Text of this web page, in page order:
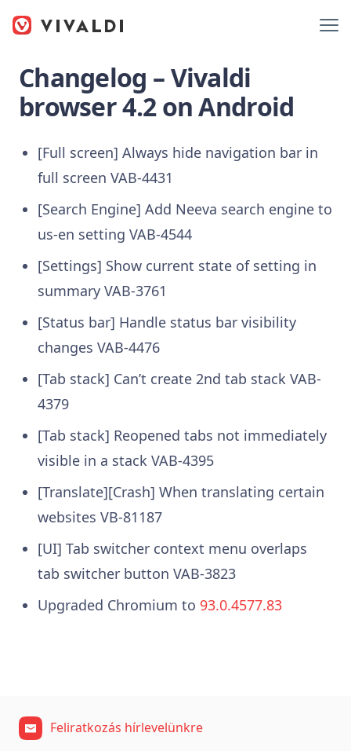
Changelog – Vivaldi
browser 4.2 on Android
[Full screen] Always hide navigation bar in
full screen VAB-4431
[Search Engine] Add Neeva search engine to
us-en setting VAB-4544
[Settings] Show current state of setting in
summary VAB-3761
[Status bar] Handle status bar visibility
changes VAB-4476
[Tab stack] Can’t create 2nd tab stack VAB-
4379
[Tab stack] Reopened tabs not immediately
visible in a stack VAB-4395
[Translate][Crash] When translating certain
websites VB-81187
[UI] Tab switcher context menu overlaps
tab switcher button VAB-3823
Upgraded Chromium to 93.0.4577.83
Feliratkozás hírlevelünkre